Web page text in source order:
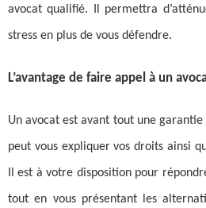
avocat qualifié. Il permettra
stress en plus de vous défendre.
L’avantage de faire appel à un
Un avocat est avant tout une garantie
peut vous expliquer vos droits ainsi
Il est à votre disposition pour
tout en vous présentant les